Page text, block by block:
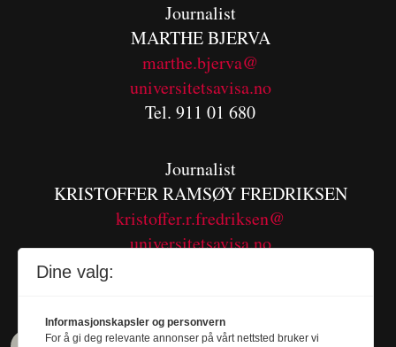
Journalist
MARTHE BJERVA
marthe.bjerva@
universitetsavisa.no
Tel. 911 01 680
Journalist
KRISTOFFER RAMSØY FREDRIKSEN
kristoffer.r.fredriksen@
universitetsavisa.no
Dine valg:
Informasjonskapsler og personvern
For å gi deg relevante annonser på vårt nettsted bruker vi